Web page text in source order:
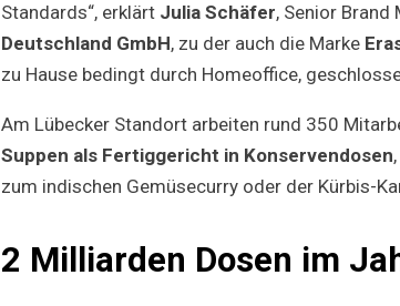
Standards“, erklärt Julia Schäfer, Senior Brand
Deutschland GmbH, zu der auch die Marke
zu Hause bedingt durch Homeoffice,
Am Lübecker Standort arbeiten rund 350
Suppen als Fertiggericht in Konservendosen
zum indischen Gemüsecurry oder der Kürbis-
2 Milliarden Dosen im